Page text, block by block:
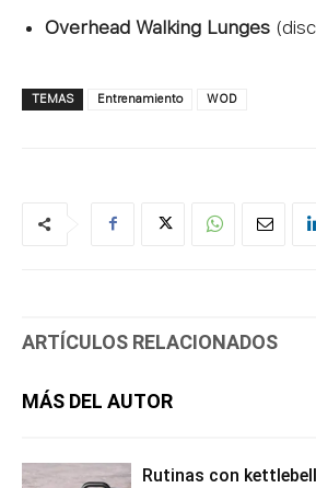
Overhead Walking Lunges
TEMAS Entrenamiento WOD
ARTÍCULOS RELACIONADOS
MÁS DEL AUTOR
Rutinas con